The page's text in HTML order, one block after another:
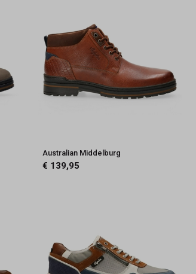
Australian Middelburg
€ 139,95